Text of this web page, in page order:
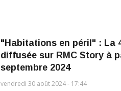
"Habitations en péril" : La
diffusée sur RMC Story à
septembre 2024
vendredi 30 août 2024 - 17:44